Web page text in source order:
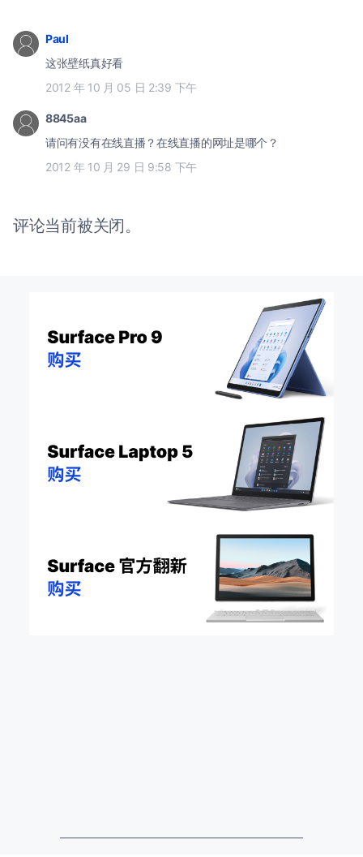
Paul
这张壁纸真好看
2012 年 10 月 05 日 2:39 下午
8845aa
请问有没有在线直播？在线直播的网址是哪个？
2012 年 10 月 29 日 9:58 下午
评论当前被关闭。